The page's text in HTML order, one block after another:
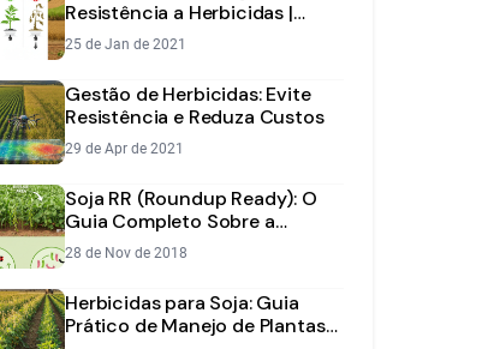
Resistência a Herbicidas |
Aegro
25 de Jan de 2021
Gestão de Herbicidas: Evite
Resistência e Reduza Custos
29 de Apr de 2021
Soja RR (Roundup Ready): O
Guia Completo Sobre a
Tecnologia que Domina a
28 de Nov de 2018
Herbicidas para Soja: Guia
Prático de Manejo de Plantas